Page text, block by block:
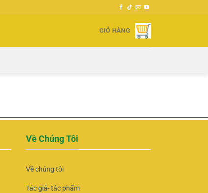
GIỎ HÀNG
Về Chúng Tôi
Về chúng tôi
Tác giả- tác phẩm